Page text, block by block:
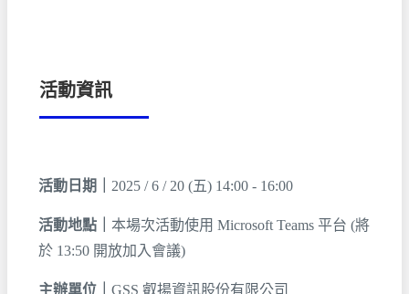
活動資訊
活動日期｜ 2025 / 6 / 20 (五) 14:00 - 16:00
活動地點｜本場次活動使用 Microsoft Teams 平台 (將
於 13:50 開放加入會議)
主辦單位｜GSS 叡揚資訊股份有限公司